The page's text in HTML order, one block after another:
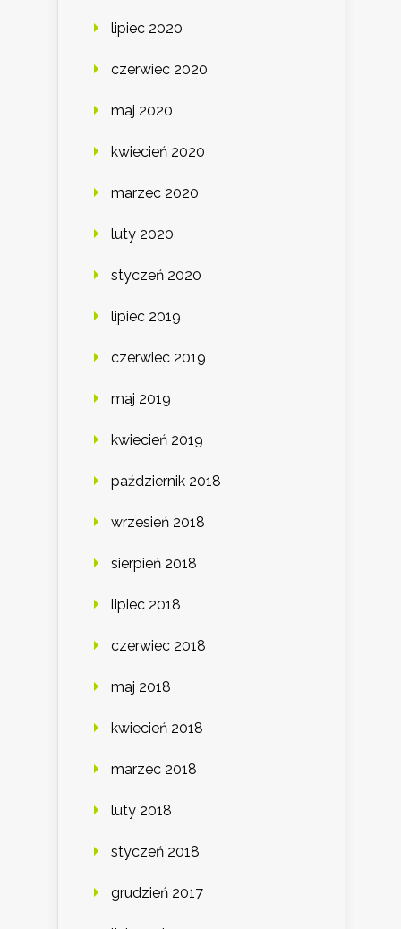
lipiec 2020
czerwiec 2020
maj 2020
kwiecień 2020
marzec 2020
luty 2020
styczeń 2020
lipiec 2019
czerwiec 2019
maj 2019
kwiecień 2019
październik 2018
wrzesień 2018
sierpień 2018
lipiec 2018
czerwiec 2018
maj 2018
kwiecień 2018
marzec 2018
luty 2018
styczeń 2018
grudzień 2017